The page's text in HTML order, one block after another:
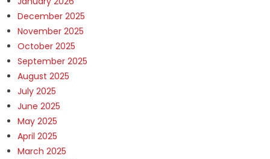
December 2025
November 2025
October 2025
September 2025
August 2025
July 2025
June 2025
May 2025
April 2025
March 2025